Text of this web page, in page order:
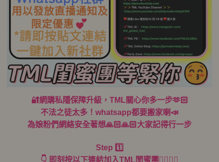
🔐網購私隱保障升級，TML關心你多一步🫶🏻
不法之徒太多！whatsapp都要搬家喇📣
為娘粉們網絡安全著想🙏🏻🙏🏻大家記得行一步
Step 1️⃣
👇 即刻按以下連結加入TML閨蜜團👯‍♀️👯‍♀️